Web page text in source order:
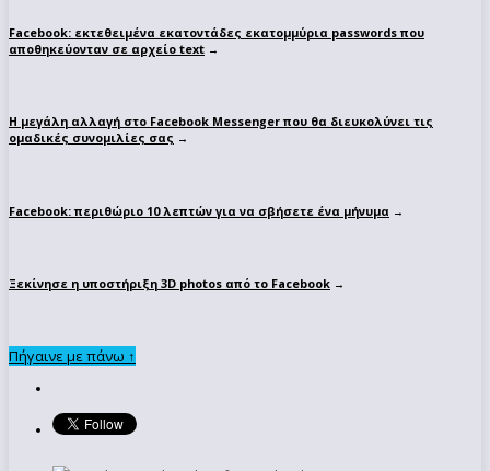
Facebook: εκτεθειμένα εκατοντάδες εκατομμύρια passwords που
αποθηκεύονταν σε αρχείο text →
Η μεγάλη αλλαγή στο Facebook Messenger που θα διευκολύνει τις
ομαδικές συνομιλίες σας →
Facebook: περιθώριο 10 λεπτών για να σβήσετε ένα μήνυμα →
Ξεκίνησε η υποστήριξη 3D photos από το Facebook →
Πήγαινε με πάνω ↑